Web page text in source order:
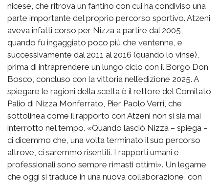
nicese, che ritrova un fantino con cui ha condiviso una
parte importante del proprio percorso sportivo. Atzeni
aveva infatti corso per Nizza a partire dal 2005,
quando fu ingaggiato poco più che ventenne, e
successivamente dal 2011 al 2016 (quando lo vinse),
prima di intraprendere un lungo ciclo con il Borgo Don
Bosco, concluso con la vittoria nell’edizione 2025. A
spiegare le ragioni della scelta è il rettore del Comitato
Palio di Nizza Monferrato, Pier Paolo Verri, che
sottolinea come il rapporto con Atzeni non si sia mai
interrotto nel tempo. «Quando lasciò Nizza – spiega –
ci dicemmo che, una volta terminato il suo percorso
altrove, ci saremmo risentiti. I rapporti umani e
professionali sono sempre rimasti ottimi». Un legame
che oggi si traduce in una nuova collaborazione, con